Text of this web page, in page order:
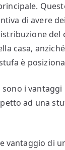
di avere
del
casa,
è
i vantaggi
ad una
vantaggio di